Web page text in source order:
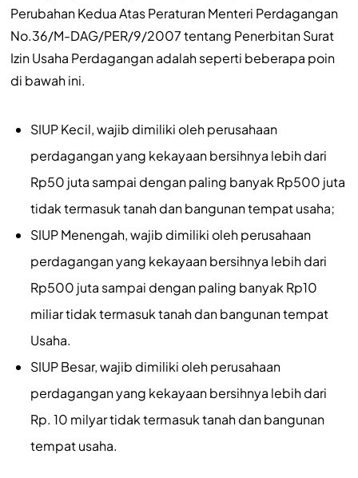
Perubahan Kedua Atas Peraturan Menteri Perdagangan
No.36/M-DAG/PER/9/2007 tentang Penerbitan Surat
Izin Usaha Perdagangan adalah seperti beberapa poin
di bawah ini.
SIUP Kecil, wajib dimiliki oleh perusahaan
perdagangan yang kekayaan bersihnya lebih dari
Rp50 juta sampai dengan paling banyak Rp500 juta
tidak termasuk tanah dan bangunan tempat usaha;
SIUP Menengah, wajib dimiliki oleh perusahaan
perdagangan yang kekayaan bersihnya lebih dari
Rp500 juta sampai dengan paling banyak Rp10
miliar tidak termasuk tanah dan bangunan tempat
Usaha.
SIUP Besar, wajib dimiliki oleh perusahaan
perdagangan yang kekayaan bersihnya lebih dari
Rp. 10 milyar tidak termasuk tanah dan bangunan
tempat usaha.